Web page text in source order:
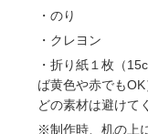
・のり
・クレヨン
・折り紙１枚（
ば黄色や赤でも
どの素材は避けて
※制作時、机の上